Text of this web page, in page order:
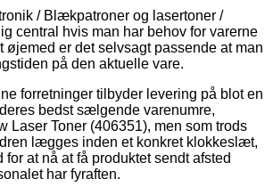
/ Blækpatroner og lasertoner /
central hvis man har behov for varerne
øjemed er det selvsagt passende at man
på den aktuelle vare.
forretninger tilbyder levering på blot en
bedst sælgende varenumre,
Laser Toner (406351), men som trods
lægges inden et konkret klokkeslæt,
at nå at få produktet sendt afsted
har fyraften.